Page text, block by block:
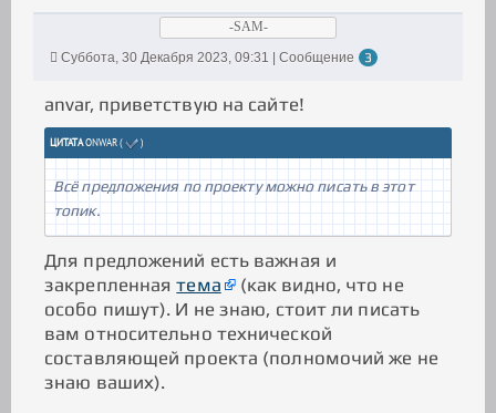
-SAM-
Суббота, 30 Декабря 2023, 09:31 | Сообщение
3
anvar, приветствую на сайте!
ЦИТАТАONWAR( )
Всё предложения по проекту можно писать в этот
топик.
Для предложений есть важная и
закрепленнаятема
(как видно, что не
особо пишут). И не знаю, стоит ли писать
вам относительно технической
составляющей проекта (полномочий же не
знаю ваших).